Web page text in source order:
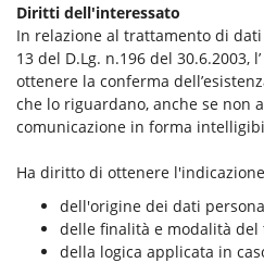
Diritti dell'interessato
In relazione al trattamento di dati
13 del D.Lg. n.196 del 30.6.2003,
ottenere la conferma
che lo riguardano, anche se non
comunicazione in forma
Ha diritto di ottenere
dell'origine dei dati
delle finalità e modalità del
della logica applicata in